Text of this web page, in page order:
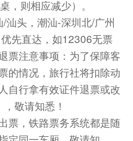
】（“淑柔和三个孩子合
湖）位于广东潮州市潮
城的护城濠，俗称“城壕
古时候是韩江的支流，
至今已有 1200 多年的历
“ 绵亘十余里。”到了唐代
切断，成了宽阔长形的大
名城-潮州古城。游览明
，则相应减少）。
汕头，潮汕-深圳北/广州
先直达，如12306无票
票注意事项：为了保障客
的情况，旅行社将扣除动
自行拿有效证件退票或改
敬请知悉！
票，铁路票务系统都是随